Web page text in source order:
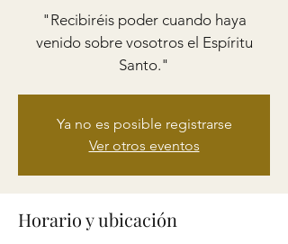
"Recibiréis poder cuando haya
venido sobre vosotros el Espíritu
Santo."
Ya no es posible registrarse
Ver otros eventos
Horario y ubicación